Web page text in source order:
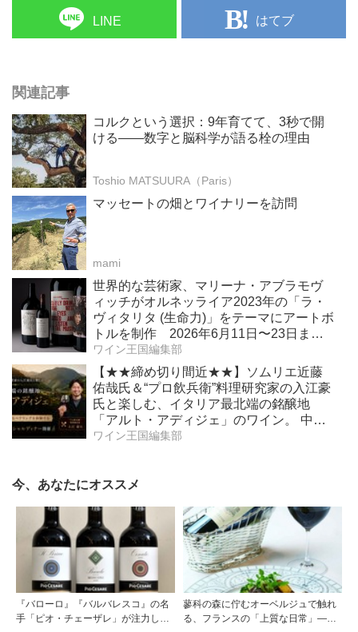
LINE はてブ
関連記事
コルクという選択：9年育てて、3秒で開
ける——数字と脳科学が語る栓の理由
Toshio MATSUURA（Paris）
マッセートの畑とワイナリーを訪問
mami
世界的な芸術家、マリーナ・アブラモヴ
ィッチがオルネッライア2023年の「ラ・
ヴィタリタ (生命力)」をテーマにアートボ
トルを制作 2026年6月11日〜23日ま
で、ボナムス主催のオンラインオークシ
ョンで販売 収益金の全額をソロモン・
R・グッゲンハイム財団を通じてアート作
品修復を支援
ワイン王国編集部
【★★締め切り間近★★】ソムリエ近藤
佑哉氏＆“プロ飲兵衛”料理研究家の入江豪
氏と楽しむ、イタリア最北端の銘醸地
「アルト・アディジェ」のワイン。 中国
料理との新たなペアリングを体験する、
ワイン王国編集部
今、あなたにオススメ
『バローロ』『バルバレスコ』の名
手「ピオ・チェーザレ」が注力し
蓼科の森に佇むオーベルジュで触れ
る、フランスの「上質な日常」――